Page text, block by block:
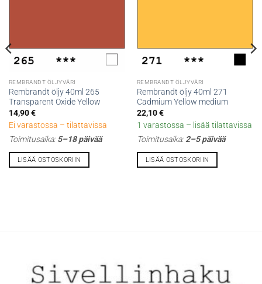
REMBRANDT ÖLJYVÄRI
Rembrandt öljy 40ml 265
Transparent Oxide Yellow
14,90€
Ei varastossa – tilattavissa
Toimitusaika:5–18 päivää
LISÄÄ OSTOSKORIIN
REMBRANDT ÖLJYVÄRI
Rembrandt öljy 40ml 271
Cadmium Yellow medium
22,10€
1 varastossa – lisää tilattavissa
Toimitusaika:2–5 päivää
LISÄÄ OSTOSKORIIN